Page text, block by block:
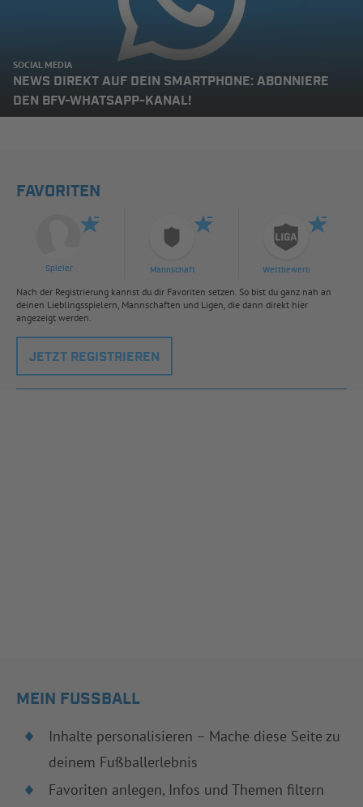
SOCIAL MEDIA
NEWS DIREKT AUF DEIN SMARTPHONE: ABONNIERE
DEN BFV-WHATSAPP-KANAL!
FAVORITEN
Spieler Mannschaft Wettbewerb
Nach der Registrierung kannst du dir Favoriten setzen. So bist du ganz nah an
deinen Lieblingsspielern, Mannschaften und Ligen, die dann direkt hier
angezeigt werden.
JETZT REGISTRIEREN
MEIN FUSSBALL
Inhalte personalisieren – Mache diese Seite zu
deinem Fußballerlebnis
Favoriten anlegen, Infos und Themen filtern